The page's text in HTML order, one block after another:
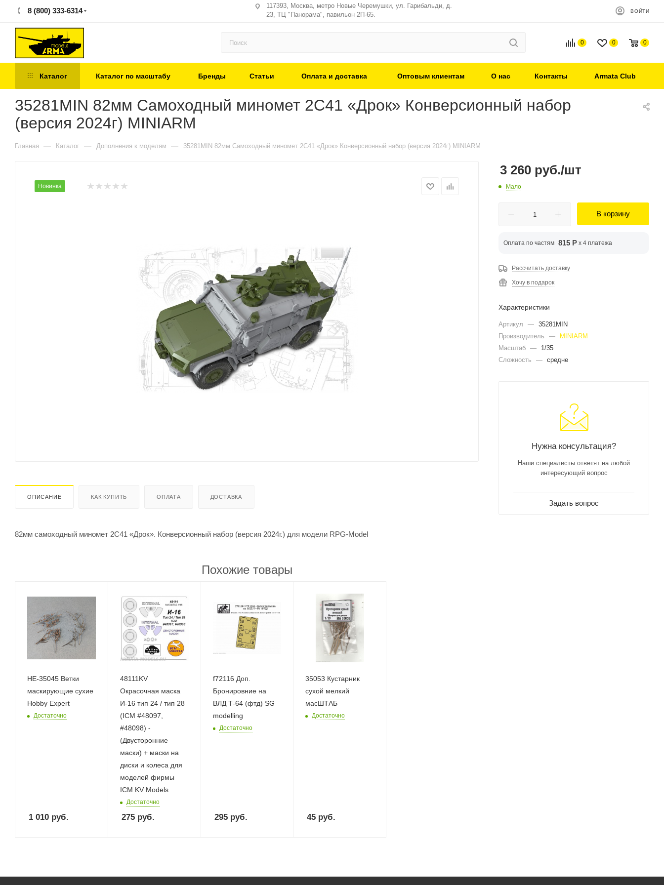
8 (800) 333-6314
117393, Москва, метро Новые Черемушки, ул. Гарибальди, д.
23, ТЦ "Панорама", павильон 2П-65.
ВОЙТИ
0 0 0
Каталог Каталог по масштабу Бренды Статьи Оплата и доставка Оптовым клиентам О нас Контакты Armata Club
35281MIN 82мм Самоходный миномет 2С41 «Дрок» Конверсионный набор
(версия 2024г) MINIARM
Главная — Каталог — Дополнения к моделям — 35281MIN 82мм Самоходный миномет 2С41 «Дрок» Конверсионный набор (версия 2024г) MINIARM
Новинка
ОПИСАНИЕ КАК КУПИТЬ ОПЛАТА ДОСТАВКА
82мм самоходный миномет 2С41 «Дрок». Конверсионный набор (версия 2024г.) для модели RPG-Model
Похожие товары
НЕ-35045 Ветки
маскирующие сухие
Hobby Expert
Достаточно
1 010 руб.
48111KV
Окрасочная маска
И-16 тип 24 / тип 28
(ICM #48097,
#48098) -
(Двусторонние
маски) + маски на
диски и колеса для
моделей фирмы
ICM KV Models
Достаточно
275руб.
f72116 Доп.
Бронировние на
ВЛД Т-64 (фтд) SG
modelling
Достаточно
295руб.
35053 Кустарник
сухой мелкий
масШТАБ
Достаточно
45 руб.
3 260 руб./шт
Мало
В корзину
Оплата по частям 815 Р x 4 платежа
Рассчитать доставку
Хочу в подарок
Характеристики
Артикул — 35281MIN
Производитель
—
MINIARM
Масштаб —
1/35
Сложность
— средне
Нужна консультация?
Наши специалисты ответят на любой
интересующий вопрос
Задать вопрос